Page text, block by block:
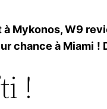
Mykonos, W9
chance à Miami !
!